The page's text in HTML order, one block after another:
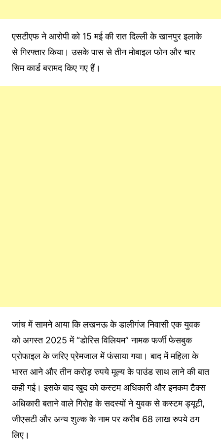
एसटीएफ ने आरोपी को 15 मई की रात दिल्ली के खानपुर इलाके
से गिरफ्तार किया। उसके पास से तीन मोबाइल फोन और चार
सिम कार्ड बरामद किए गए हैं।
जांच में सामने आया कि लखनऊ के डालीगंज निवासी एक युवक
को अगस्त 2025 में “डोरिस विलियम” नामक फर्जी फेसबुक
प्रोफाइल के जरिए प्रेमजाल में फंसाया गया। बाद में महिला के
भारत आने और तीन करोड़ रुपये मूल्य के पाउंड साथ लाने की बात
कही गई। इसके बाद खुद को कस्टम अधिकारी और इनकम टैक्स
अधिकारी बताने वाले गिरोह के सदस्यों ने युवक से कस्टम ड्यूटी,
जीएसटी और अन्य शुल्क के नाम पर करीब 68 लाख रुपये ठग
लिए।